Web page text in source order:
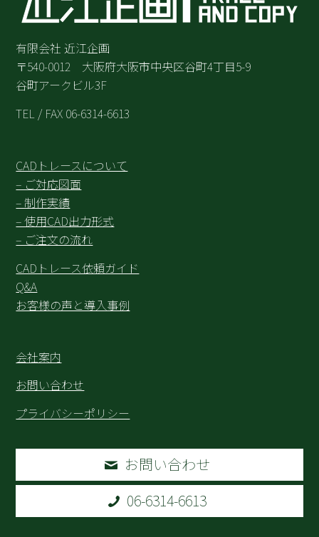
有限会社 近江企画
〒540-0012 大阪府大阪市中央区谷町4丁目5-9
谷町アークビル3F
TEL / FAX 06-6314-6613
CADトレースについて
– ご対応図面
– 制作実績
– 使用CAD出力形式
– ご注文の流れ
CADトレース依頼ガイド
Q&A
お客様の声と導入事例
会社案内
お問い合わせ
プライバシーポリシー
お問い合わせ
06-6314-6613